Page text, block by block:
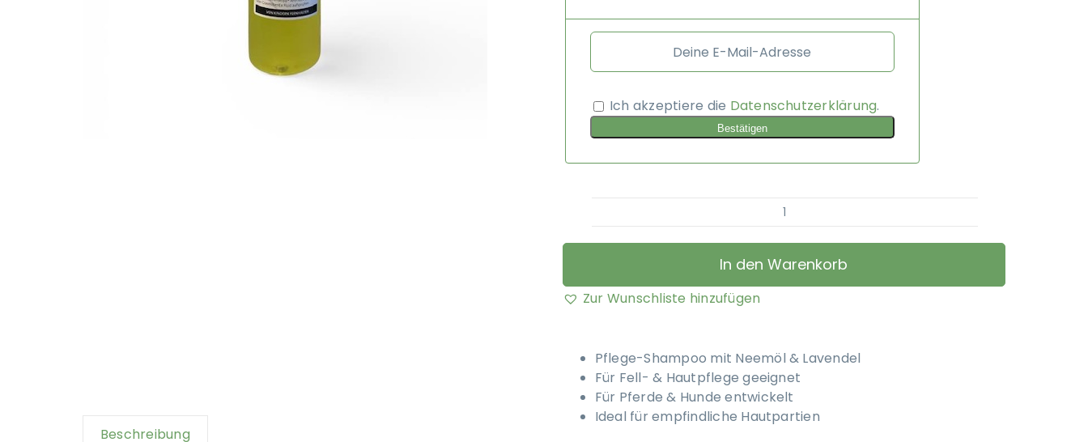
Ich akzeptiere die Datenschutzerklärung.
Bestätigen
Terrahipp
-
Pflege-
Margosaextrakt
Menge
In den Warenkorb
Zur Wunschliste hinzufügen
Pflege-Shampoo mit Neemöl & Lavendel
Für Fell- & Hautpflege geeignet
Für Pferde & Hunde entwickelt
Ideal für empfindliche Hautpartien
Beschreibung